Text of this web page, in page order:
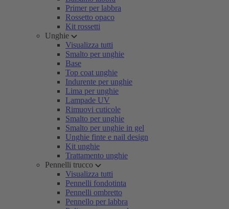
Primer per labbra
Rossetto opaco
Kit rossetti
Unghie
Visualizza tutti
Smalto per unghie
Base
Top coat unghie
Indurente per unghie
Lima per unghie
Lampade UV
Rimuovi cuticole
Smalto per unghie
Smalto per unghie in gel
Unghie finte e nail design
Kit unghie
Trattamento unghie
Pennelli trucco
Visualizza tutti
Pennelli fondotinta
Pennelli ombretto
Pennello per labbra